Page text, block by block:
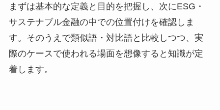
まずは基本的な定義と目的を把握し、次にESG・
サステナブル金融の中での位置付けを確認しま
す。そのうえで類似語・対比語と比較しつつ、実
際のケースで使われる場面を想像すると知識が定
着します。